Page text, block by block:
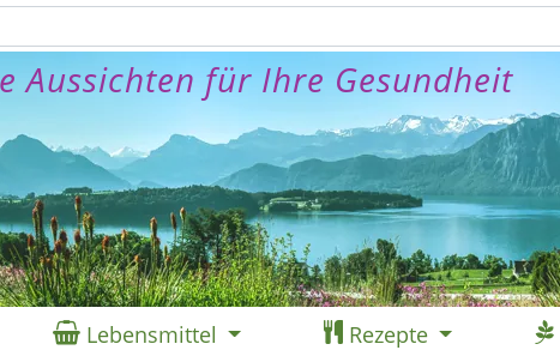
Aussichten für Ihre Gesundheit
Lebensmittel Rezepte